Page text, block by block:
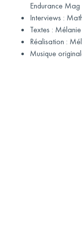
Endurance Mag
Interviews :
Textes :
Réalisation :
Musique